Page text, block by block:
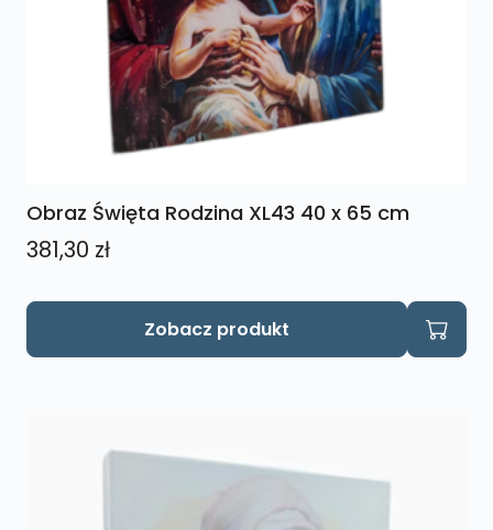
Obraz Święta Rodzina XL43 40 x 65 cm
381,30 zł
Zobacz produkt